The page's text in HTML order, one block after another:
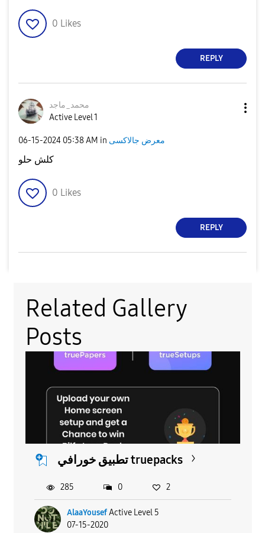
0 Likes
REPLY
محمد_ماجد
Active Level 1
‎06-15-2024 05:38 AM in معرض جالاكسى
كلش حلو
0 Likes
REPLY
Related Gallery
Posts
تطبيق خورافي truepacks
AlaaYousef Active Level 5
07-15-2020
285 0 2